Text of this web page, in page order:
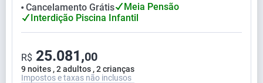
⬤ Cancelamento Grátis
Meia Pensão
Interdição Piscina Infantil
9 noites , 2 adultos , 2 crianças
R$ 25.081,00
Impostos e taxas não inclusos